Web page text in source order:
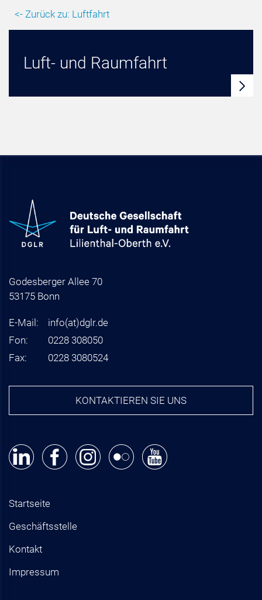
<- Zurück zu: Luftfahrt
Luft- und Raumfahrt
Godesberger Allee 70
53175 Bonn
E-Mail: info(at)dglr.de
Fon:
0228 308050
Fax:
0228 3080524
KONTAKTIEREN SIE UNS
Startseite
Geschäftsstelle
Kontakt
Impressum